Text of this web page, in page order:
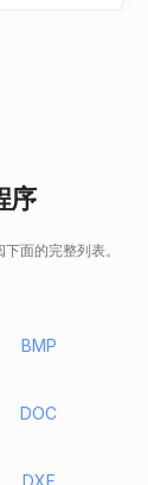
序
面的完整列表。
BMP
DOC
DXF